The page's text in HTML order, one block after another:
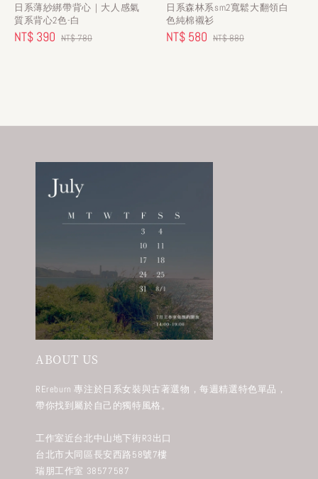
日系薄紗綁帶背心｜大人感氣
質系背心2色-白
Sale
NT$ 390 Regular
NT$ 780
日系森林系sm2寬鬆大翻領白
色純棉襯衫
Sale
NT$ 580 Regular
NT$ 880
ABOUT US
REreburn 專注於日系女裝與古著選物，每週精選特色單品，
帶你找到屬於自己的獨特風格。
工作室近台北中山地下街R3出口
台北市大同區長安西路58號7樓
瑞朋工作室 38577587